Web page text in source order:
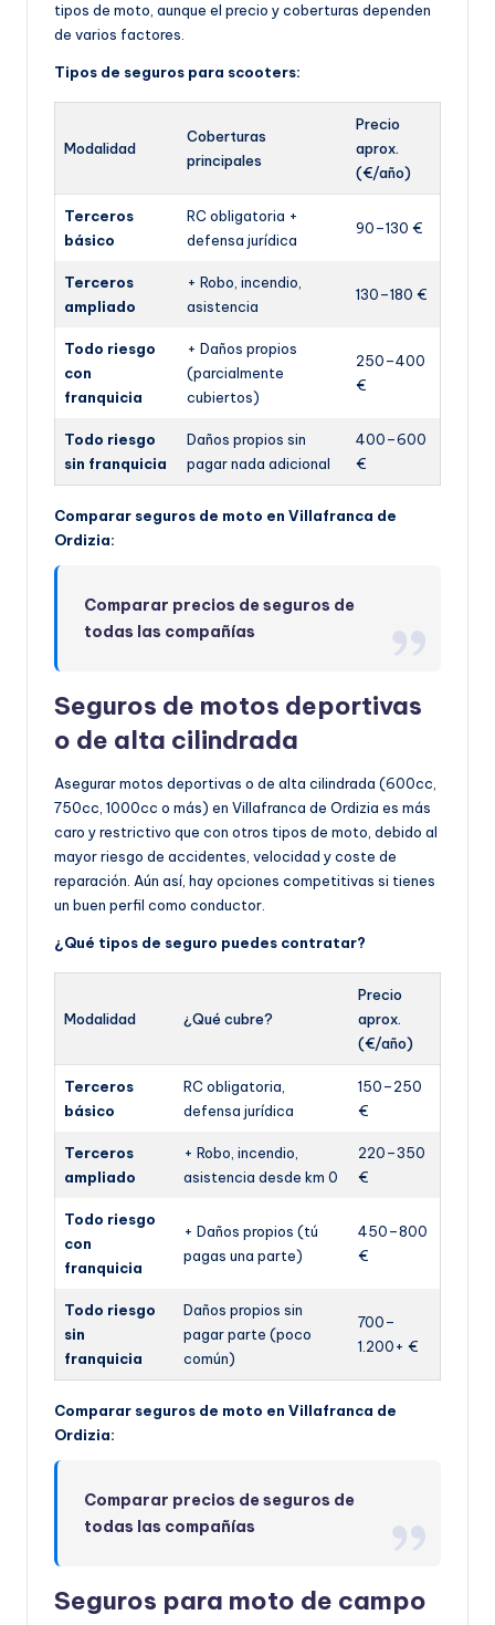
tipos de moto, aunque el precio y coberturas dependen
de varios factores.
Tipos de seguros para scooters:
Modalidad
Coberturas
principales
Precio
aprox.
(€/año)
Terceros
básico
RC obligatoria +
defensa jurídica
90–130 €
Terceros
ampliado
+ Robo, incendio,
asistencia
130–180 €
Todo riesgo
con
franquicia
+ Daños propios
(parcialmente
cubiertos)
250–400
€
Todo riesgo
sin franquicia
Daños propios sin
pagar nada adicional
400–600
€
Comparar seguros de moto en Villafranca de
Ordizia:
Comparar precios de seguros de
todas las compañías
Seguros de motos deportivas
o de alta cilindrada
Asegurar motos deportivas o de alta cilindrada (600cc,
750cc, 1000cc o más) en Villafranca de Ordizia es más
caro y restrictivo que con otros tipos de moto, debido al
mayor riesgo de accidentes, velocidad y coste de
reparación. Aún así, hay opciones competitivas si tienes
un buen perfil como conductor.
¿Qué tipos de seguro puedes contratar?
Modalidad ¿Qué cubre?
Precio
aprox.
(€/año)
Terceros
básico
RC obligatoria,
defensa jurídica
150–250
€
Terceros
ampliado
+ Robo, incendio,
asistencia desde km 0
220–350
€
Todo riesgo
con
franquicia
+ Daños propios (tú
pagas una parte)
450–800
€
Todo riesgo
sin
franquicia
Daños propios sin
pagar parte (poco
común)
700–
1.200+ €
Comparar seguros de moto en Villafranca de
Ordizia:
Comparar precios de seguros de
todas las compañías
Seguros para moto de campo